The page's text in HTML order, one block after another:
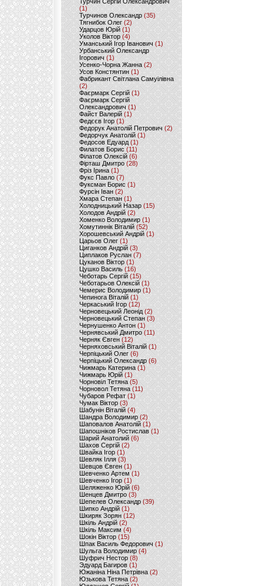
(1)
Турчинов Олександр(35)
Тягнибок Олег (2)
Ударцов Юрій (1)
Уколов Віктор(4)
Уманський Ігор Іванович(1)
Урбанський Олександр
Ігорович (1)
Усенко-Чорна Жанна (2)
Усов Констянтин(1)
Фабрикант Світлана Самуілівна
(2)
Фаєрмарк Сергій(1)
Фаєрмарк Сергій
Олександрович (1)
Файст Валерій(1)
Федєєв Ігор (1)
Федорук Анатолій Петрович (2)
Федорчук Анатолій (1)
Федосов Едуард (1)
Филатов Борис (11)
Філатов Олексій (6)
Фірташ Дмитро (28)
Фріз Ірина (1)
Фукс Павло (7)
Фуксман Борис (1)
Фурсін Іван (2)
Хмара Степан(1)
Холодницький Назар(15)
Холодов Андрій (2)
Хоменко Володимир (1)
Хомутиннік Віталій (52)
Хорошевський Андрій (1)
Царьов Олег (1)
Циганков Андрій (3)
Циплаков Руслан(7)
Цуканов Віктор (1)
Цушко Василь (16)
Чеботарь Сергій (15)
Чеботарьов Олексій (1)
Чемерис Володимир (1)
Чепинога Віталій (1)
Черкаський Ігор (12)
Черновецький Леонід(2)
Черновецький Степан (3)
Чернушенко Антон (1)
Чернявський Дмитро(11)
Черняк Євген(12)
Черняховський Віталій (1)
Черпіцький Олег (6)
Черпіцький Олександр (6)
Чижмарь Катерина (1)
Чижмарь Юрій (1)
Чорновіл Тетяна (5)
Чорновол Тетяна (11)
Чубаров Рефат (1)
Чумак Віктор(3)
Шабунін Віталій (4)
Шандра Володимир (2)
Шаповалов Анатолій(1)
Шапошніков Ростислав(1)
Шарий Анатолий(6)
Шахов Сергій(2)
Швайка Ігор (1)
Шевляк Ілля (3)
Шевцов Євген (1)
Шевченко Артем(1)
Шевченко Ігор(1)
Шеляженко Юрій (6)
Шенцев Дмитро (3)
Шепелев Олександр (39)
Шипко Андрій(1)
Шкиряк Зорян(12)
Шкіль Андрій(2)
Шкіль Максим (4)
Шокін Віктор (15)
Шпак Василь Федорович (1)
Шульга Володимир (4)
Шуфрич Нестор(8)
Эдуард Багиров (1)
Южаніна Ніна Петрівна (2)
Юзькова Тетяна(2)